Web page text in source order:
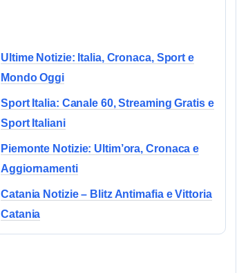
Ultime Notizie: Italia, Cronaca, Sport e
Mondo Oggi
Sport Italia: Canale 60, Streaming Gratis e
Sport Italiani
Piemonte Notizie: Ultim’ora, Cronaca e
Aggiornamenti
Catania Notizie – Blitz Antimafia e Vittoria
Catania